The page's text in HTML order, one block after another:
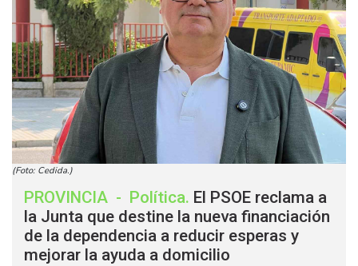
(Foto: Cedida.)
PROVINCIA - Política. El PSOE reclama a
la Junta que destine la nueva financiación
de la dependencia a reducir esperas y
mejorar la ayuda a domicilio